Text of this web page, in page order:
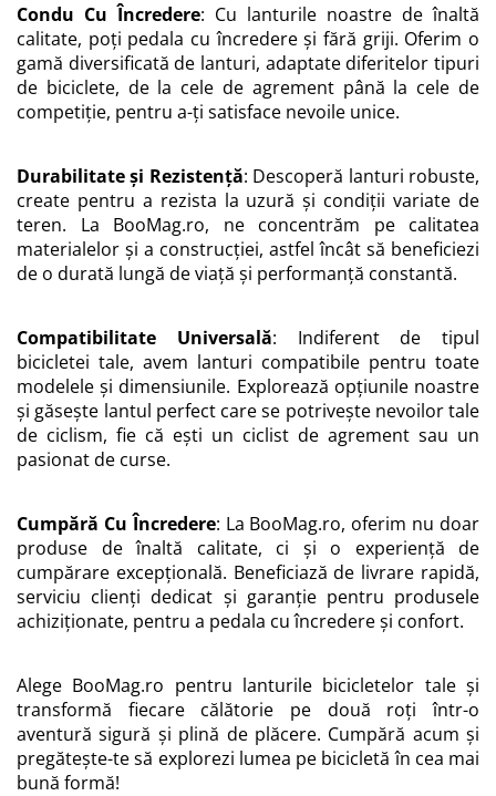
Condu Cu Încredere: Cu lanturile noastre de înaltă
calitate, poți pedala cu încredere și fără griji. Oferim o
gamă diversificată de lanturi, adaptate diferitelor tipuri
de biciclete, de la cele de agrement până la cele de
competiție, pentru a-ți satisface nevoile unice.
Durabilitate și Rezistență: Descoperă lanturi robuste,
create pentru a rezista la uzură și condiții variate de
teren. La BooMag.ro, ne concentrăm pe calitatea
materialelor și a construcției, astfel încât să beneficiezi
de o durată lungă de viață și performanță constantă.
Compatibilitate Universală: Indiferent de tipul
bicicletei tale, avem lanturi compatibile pentru toate
modelele și dimensiunile. Explorează opțiunile noastre
și găsește lantul perfect care se potrivește nevoilor tale
de ciclism, fie că ești un ciclist de agrement sau un
pasionat de curse.
Cumpără Cu Încredere: La BooMag.ro, oferim nu doar
produse de înaltă calitate, ci și o experiență de
cumpărare excepțională. Beneficiază de livrare rapidă,
serviciu clienți dedicat și garanție pentru produsele
achiziționate, pentru a pedala cu încredere și confort.
Alege BooMag.ro pentru lanturile bicicletelor tale și
transformă fiecare călătorie pe două roți într-o
aventură sigură și plină de plăcere. Cumpără acum și
pregătește-te să explorezi lumea pe bicicletă în cea mai
bună formă!